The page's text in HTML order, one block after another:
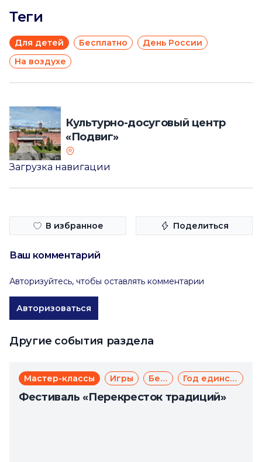
Теги
Для детей Бесплатно
День России
На воздухе
Культурно-досуговый центр
«Подвиг»
Загрузка навигации
В избранное Поделиться
Ваш комментарий
Авторизуйтесь, чтобы оставлять комментарии
Авторизоваться
Другие события раздела
Мастер-классы Игры Бесплатно Год единства народов России
Фестиваль «Перекресток традиций»